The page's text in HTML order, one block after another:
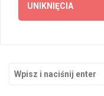
UNIKNIĘCIA